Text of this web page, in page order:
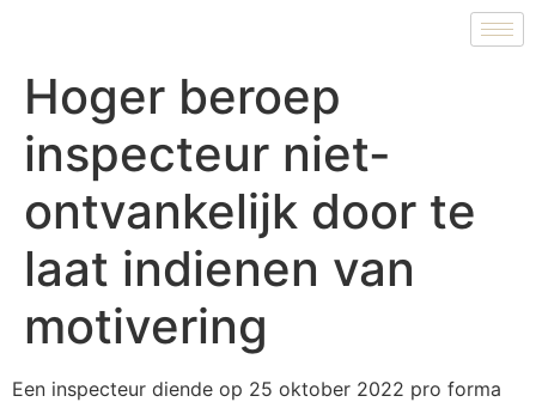
Hoger beroep
inspecteur niet-
ontvankelijk door te
laat indienen van
motivering
Een inspecteur diende op 25 oktober 2022 pro forma